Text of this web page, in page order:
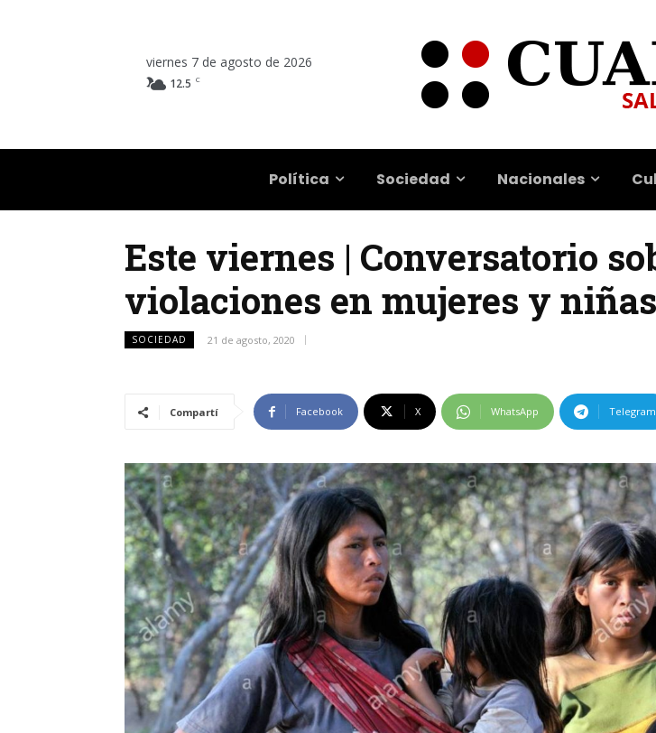
viernes 7 de agosto de 2026
12.5 C
Política Sociedad Nacionales
Este viernes | Conversatorio
violaciones en mujeres y
SOCIEDAD 21 de agosto, 2020
Compartí Facebook X WhatsApp Telegram